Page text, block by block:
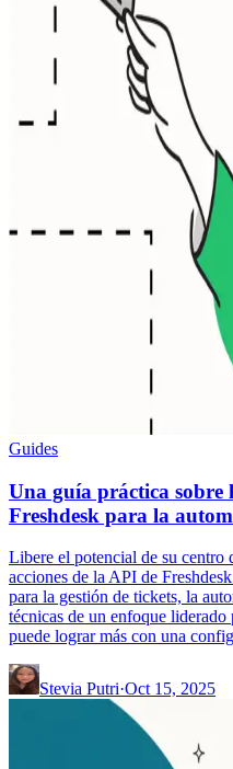
Guides
Una guía práctica sobre
Freshdesk para la
Libere el potencial de su centro
acciones de la API de
para la gestión de tickets, la
técnicas de un enfoque
puede lograr más con una
Stevia Putri·Oct 15, 2025